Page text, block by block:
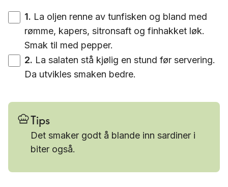
1. La oljen renne av tunfisken og bland med
rømme, kapers, sitronsaft og finhakket løk.
Smak til med pepper.
2. La salaten stå kjølig en stund før servering.
Da utvikles smaken bedre.
Tips
Det smaker godt å blande inn sardiner i
biter også.